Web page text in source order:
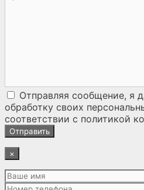
Отправляя сообщение, я
обработку своих
соответствии с политикой
×